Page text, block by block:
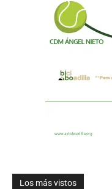
Los más vistos